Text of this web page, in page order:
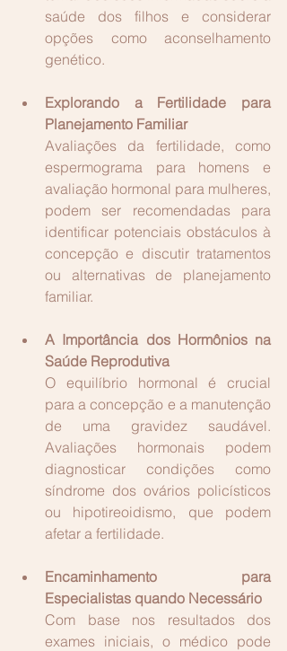
saúde dos filhos e considerar
opções como aconselhamento
genético.
Explorando a Fertilidade para
Planejamento Familiar
Avaliações da fertilidade, como
espermograma para homens e
avaliação hormonal para mulheres,
podem ser recomendadas para
identificar potenciais obstáculos à
concepção e discutir tratamentos
ou alternativas de planejamento
familiar.
A Importância dos Hormônios na
Saúde Reprodutiva
O equilíbrio hormonal é crucial
para a concepção e a manutenção
de uma gravidez saudável.
Avaliações hormonais podem
diagnosticar condições como
síndrome dos ovários policísticos
ou hipotireoidismo, que podem
afetar a fertilidade.
Encaminhamento para
Especialistas quando Necessário
Com base nos resultados dos
exames iniciais, o médico pode